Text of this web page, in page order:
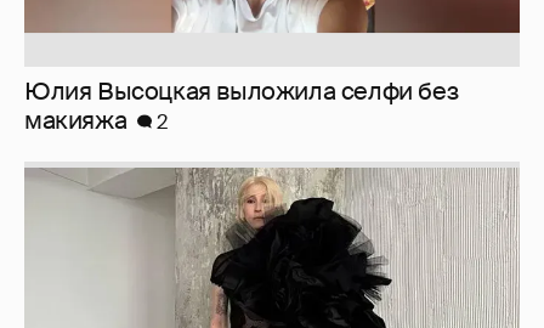
Журналистка Сулим примерила новый